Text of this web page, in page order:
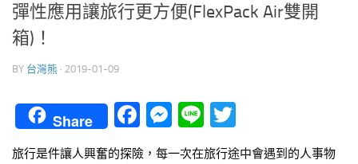
彈性應用讓旅行更方便(FlexPack Air雙開
箱)！
BY 台灣熊 · 2019-01-09
Share Facebook
Messenger
Line
旅行是件讓人興奮的探險，每一次在旅行途中會遇到的人事物